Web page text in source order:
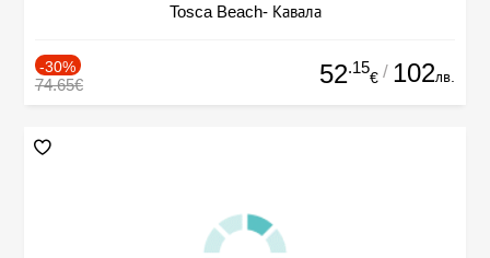
Tosca Beach- Кавала
-30%
74.65€ 52.15
€ / 102лв.